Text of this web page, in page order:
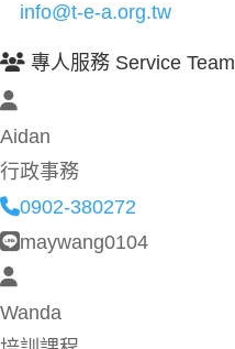
info@t-e-a.org.tw
專人服務 Service Team
Aidan
行政事務
0902-380272
maywang0104
Wanda